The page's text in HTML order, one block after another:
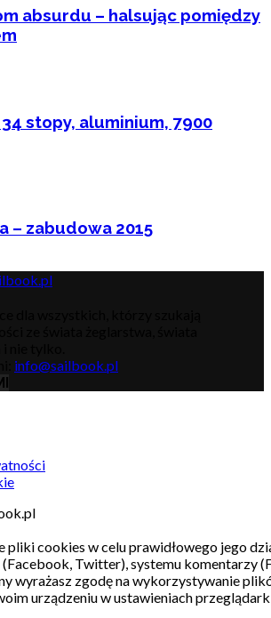
absurdu – halsując pomiędzy
stopy, aluminium, 7900
– zabudowa 2015
info@sailbook.pl
pliki cookies w celu prawidłowego jego
Twitter), systemu komentarzy
wyrażasz zgodę na wykorzystywanie
urządzeniu w ustawieniach